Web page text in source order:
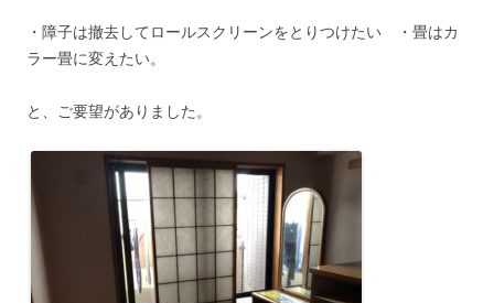
・障子は撤去してロールスクリーンをとりつけたい ・畳はカ
ラー畳に変えたい。
と、ご要望がありました。